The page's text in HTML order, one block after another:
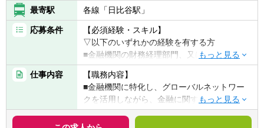
をお待ちしています。
【募集背景】
日立が世界で成長し続けるためには、日立グ
ループ約600社をまとめた財務戦略が経営上
ますます重要になっています。
将来的な体制強化のため、財務統括本部の一
員として長期的に活躍いただける方を募集し
ています。
【ポジションの魅力・やりがい・キャリアパ
最寄駅 各線「日比谷駅」
応募条件
【必須経験・スキル】
▽以下のいずれかの経験を有する方
■金融機関の財務経理部門、又は、コンサル
ティング業界（会計関連・内部統制等）での
経験
■監査法人での財務諸表監査・内部統制監査
経験。JICPA試験合格者又はUSCPA（3科目
以上合格者）を希望
仕事内容
【職務内容】
■金融機関に特化し、グローバルネットワー
クを活用しながら、金融に関する会計専門家
及びその他の各分野の専門家でチームを構成
し、CFO及び経理財務部門が抱える様々なプ